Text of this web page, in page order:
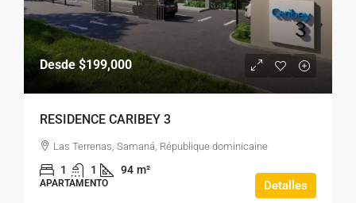
Desde$199,000
RESIDENCE CARIBEY 3
Las Terrenas, Samaná, République dominicaine
1 1 94 m²
APARTAMENTO Detalles